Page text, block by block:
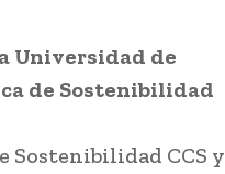
Universidad de
de Sostenibilidad
Sostenibilidad CCS y